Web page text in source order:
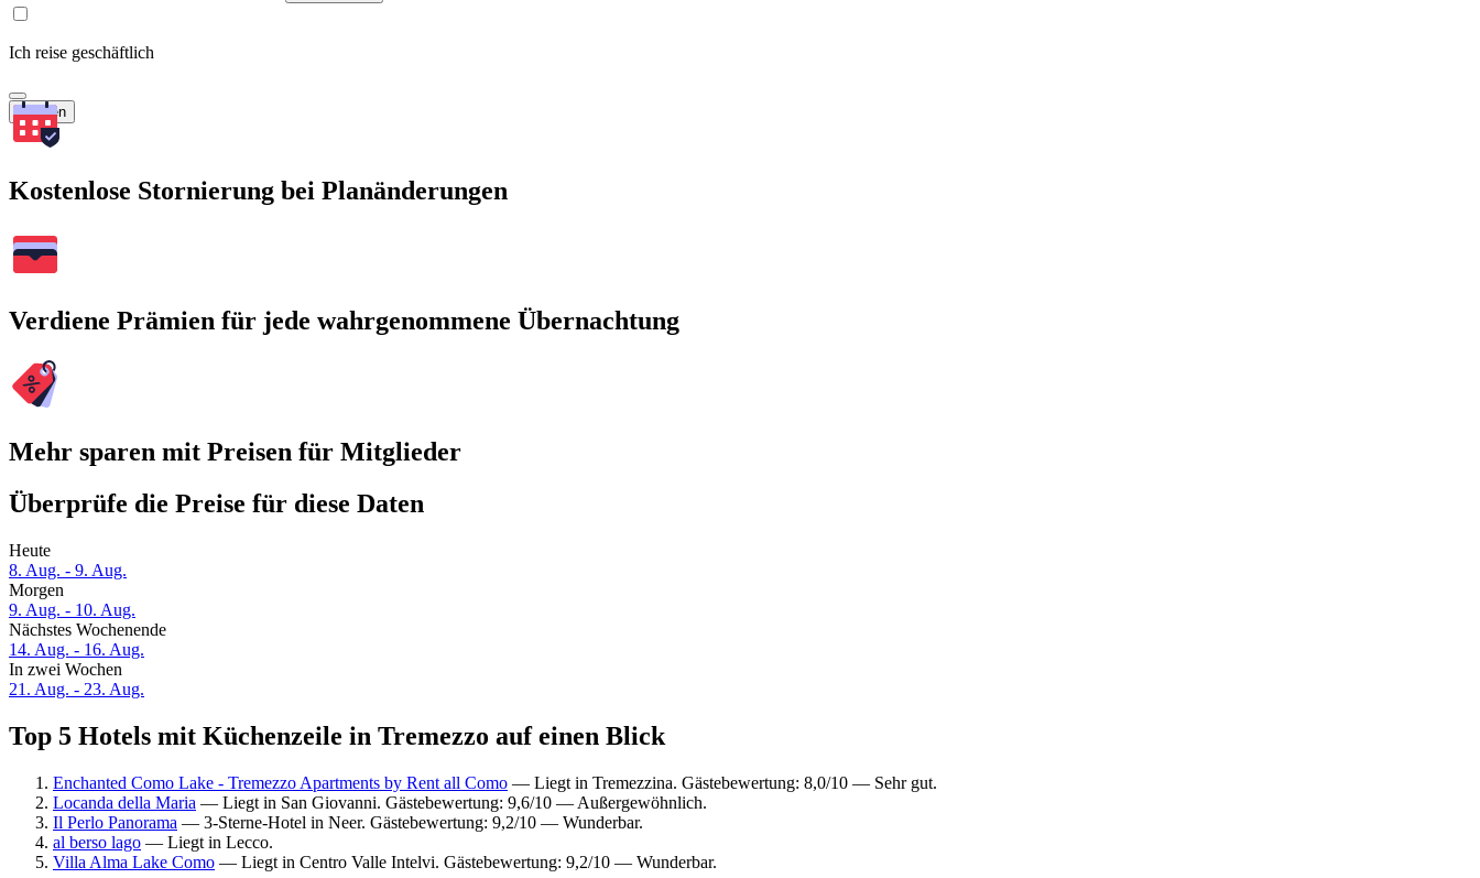
Ich reise geschäftlich
Suchen
Kostenlose Stornierung bei Planänderungen
Verdiene Prämien für jede wahrgenommene Übernachtung
Mehr sparen mit Preisen für Mitglieder
Überprüfe die Preise für diese Daten
Heute
8. Aug. - 9. Aug.
Morgen
9. Aug. - 10. Aug.
Nächstes Wochenende
14. Aug. - 16. Aug.
In zwei Wochen
21. Aug. - 23. Aug.
Top 5 Hotels mit Küchenzeile in Tremezzo auf einen Blick
Enchanted Como Lake - Tremezzo Apartments by Rent all Como — Liegt in Tremezzina. Gästebewertung: 8,0/10 — Sehr gut.
Locanda della Maria — Liegt in San Giovanni. Gästebewertung: 9,6/10 — Außergewöhnlich.
Il Perlo Panorama — 3-Sterne-Hotel in Neer. Gästebewertung: 9,2/10 — Wunderbar.
al berso lago — Liegt in Lecco.
Villa Alma Lake Como — Liegt in Centro Valle Intelvi. Gästebewertung: 9,2/10 — Wunderbar.